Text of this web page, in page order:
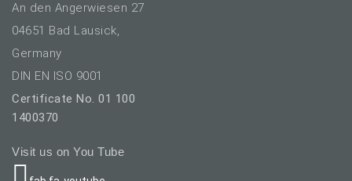
An den Angerwiesen 27
04651 Bad Lausick,
Germany
DIN EN ISO 9001
Certificate No. 01 100
1400370
Visit us on You Tube